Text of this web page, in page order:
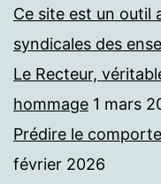
Ce site est un outil
syndicales des
Le Recteur,
hommage 1 mars
Prédire le
février 2026